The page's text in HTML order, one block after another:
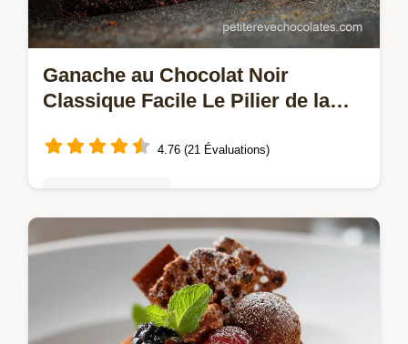
Ganache au Chocolat Noir
Classique Facile Le Pilier de la
4.76 (21 Évaluations)
Réussissez cette Ganache au Chocolat Noir
Classique ratio 11 à coup sûr Lémulsion est
parfaite pour glacer un gâteau ou fourrer
vos macarons Le secret dune…